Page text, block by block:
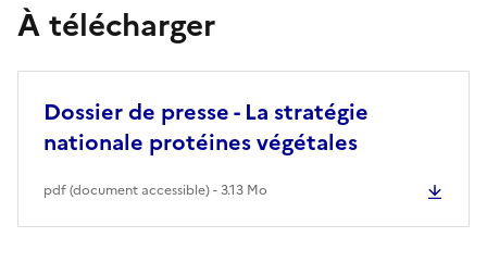
À télécharger
Dossier de presse - La stratégie
nationale protéines végétales
pdf (document accessible) - 3.13 Mo